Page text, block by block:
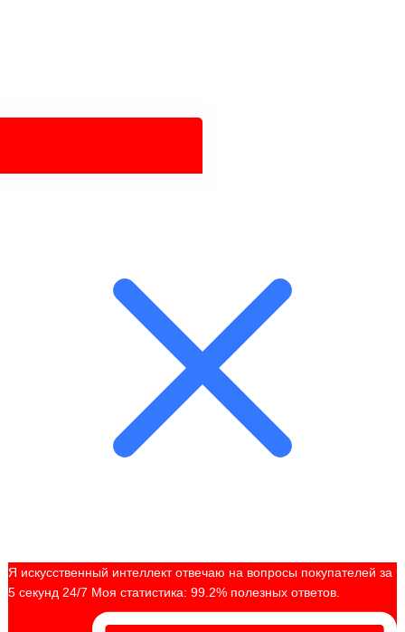
Я искусственный интеллект отвечаю на вопросы покупателей за
5 секунд 24/7 Моя статистика: 99.2% полезных ответов.